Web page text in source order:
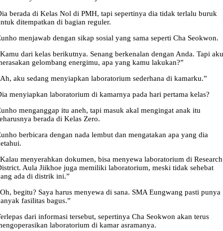
berada di Kelas Nol di PMH, tapi sepertinya dia tidak terlalu buruk
ditempatkan di bagian reguler.
menjawab dengan sikap sosial yang sama seperti Cha Seokwon.
dari kelas berikutnya. Senang berkenalan dengan Anda. Tapi aku
gelombang energimu, apa yang kamu lakukan?”
aku sedang menyiapkan laboratorium sederhana di kamarku.”
menyiapkan laboratorium di kamarnya pada hari pertama kelas?
menganggap itu aneh, tapi masuk akal mengingat anak itu
berada di Kelas Zero.
berbicara dengan nada lembut dan mengatakan apa yang dia
menyerahkan dokumen, bisa menyewa laboratorium di Research
Aula Jiikhoe juga memiliki laboratorium, meski tidak sehebat
ada di distrik ini.”
begitu? Saya harus menyewa di sana. SMA Eungwang pasti punya
fasilitas bagus.”
dari informasi tersebut, sepertinya Cha Seokwon akan terus
laboratorium di kamar asramanya.